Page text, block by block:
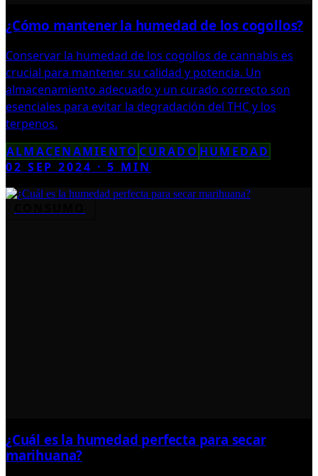
¿Cómo mantener la humedad de los cogollos?
Conservar la humedad de los cogollos de cannabis es
crucial para mantener su calidad y potencia. Un
almacenamiento adecuado y un curado correcto son
esenciales para evitar la degradación del THC y los
terpenos.
ALMACENAMIENTO CURADO HUMEDAD
02 SEP 2024 ·5 MIN
¿Cuál es la humedad perfecta para secar
marihuana?